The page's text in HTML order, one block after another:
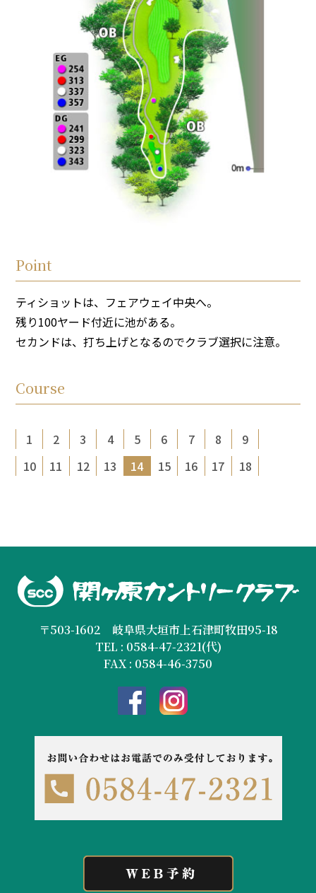
Point
ティショットは、フェアウェイ中央へ。
残り100ヤード付近に池がある。
セカンドは、打ち上げとなるのでクラブ選択に注意。
Course
1 2 3 4 5 6 7 8
9
10
11 12 13 14 15 16 17 18
〒503-1602 岐阜県大垣市上石津町牧田95-18
TEL : 0584-47-2321(代)
FAX : 0584-46-3750